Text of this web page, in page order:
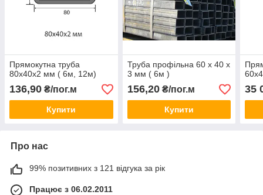
Прямокутна труба
80х40х2 мм ( 6м, 12м)
136,90 ₴/пог.м
Купити
Труба профільна 60 х 40 х
3 мм ( 6м )
156,20₴/пог.м
Купити
35
Про нас
99% позитивних з 121 відгука за рік
Працює з 06.02.2011